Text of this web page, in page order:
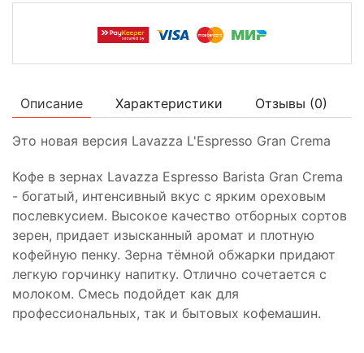
Описание Характеристики Отзывы (0)
Это новая версия Lavazza L'Espresso Gran Crema
Кофе в зернах Lavazza Espresso Barista Gran Crema
- богатый, интенсивный вкус с ярким ореховым
послевкусием. Высокое качество отборных сортов
зерен, придает изысканный аромат и плотную
кофейную пенку. Зерна тёмной обжарки придают
легкую горчинку напитку. Отлично сочетается с
молоком. Смесь подойдет как для
профессиональных, так и бытовых кофемашин.